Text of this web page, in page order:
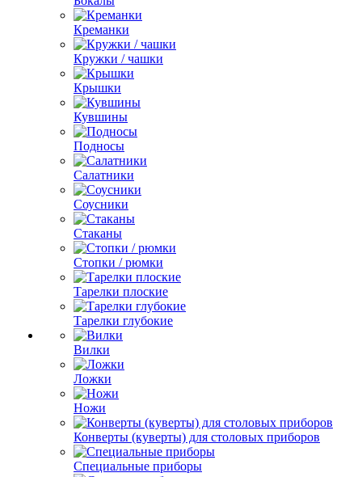
Креманки
Кружки / чашки
Крышки
Кувшины
Подносы
Салатники
Соусники
Стаканы
Стопки / рюмки
Тарелки плоские
Тарелки глубокие
Вилки
Ложки
Ножи
Конверты (куверты) для столовых приборов
Специальные приборы